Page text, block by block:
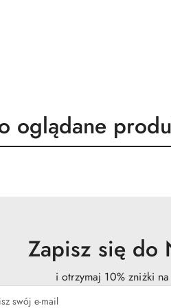
oglądane
Zapisz się do
i otrzymaj 10% zniżki